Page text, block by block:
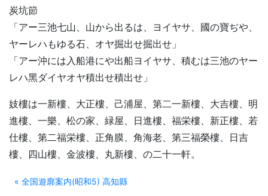
炭坑節
「アー三池七山、山から出るは、ヨイヤサ、國の寶ぢや、
ヤーレハもゆる石、オヤ掘出せ掘出せ」
「アー沖には入船港にや出船ヨイヤサ、積むは三池のヤー
レハ黑ダイヤオヤ積出せ積出せ」
妓樓は一新樓、大正樓、己浦屋、第二一新樓、大吉樓、明
進樓、一樂、松の家、緑屋、日進樓、福栄樓、新正樓、若
仕樓、第二福栄樓、正角膜、角海老、第三福榮樓、日吉
樓、四山樓、金波樓、丸新樓、の二十一軒。
« 全国遊廓案内(昭和5) 高知縣